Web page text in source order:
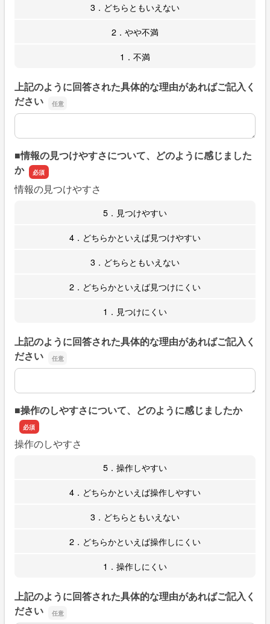
3．どちらともいえない
2．やや不満
1．不満
上記のように回答された具体的な理由があればご記入く
ださい
上記のように回答された具体的な理由があればご記入くだ
■情報の見つけやすさについて、どのように感じました
か
情報の見つけやすさ
5．見つけやすい
4．どちらかといえば見つけやすい
3．どちらともいえない
2．どちらかといえば見つけにくい
1．見つけにくい
上記のように回答された具体的な理由があればご記入く
ださい
上記のように回答された具体的な理由があればご記入くだ
■操作のしやすさについて、どのように感じましたか
操作のしやすさ
5．操作しやすい
4．どちらかといえば操作しやすい
3．どちらともいえない
2．どちらかといえば操作しにくい
1．操作しにくい
上記のように回答された具体的な理由があればご記入く
ださい